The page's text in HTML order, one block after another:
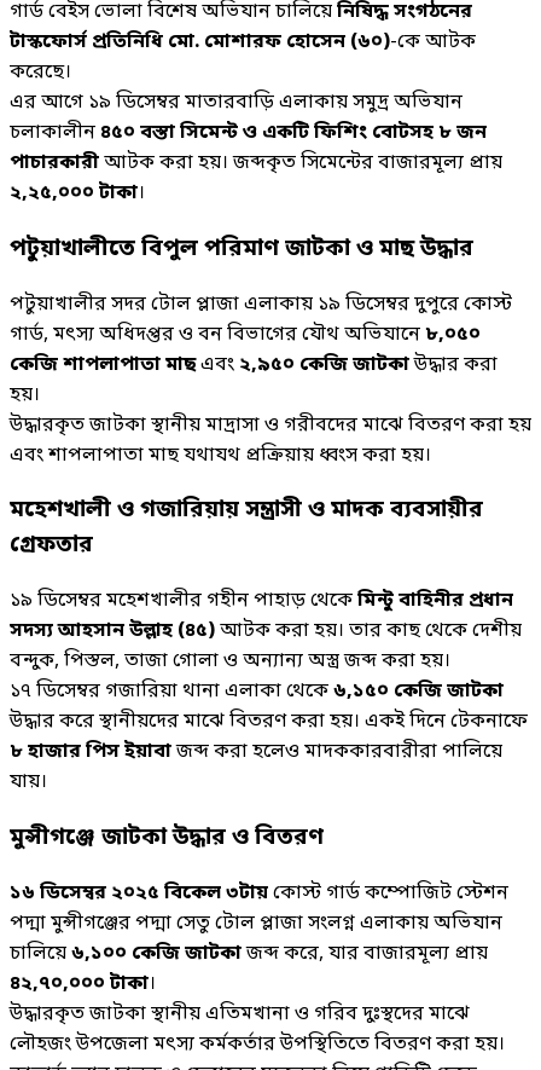
গার্ড বেইস ভোলা বিশেষ অভিযান চালিয়েনিষিদ্ধ সংগঠনের
টাস্কফোর্স প্রতিনিধি মো. মোশারফ হোসেন (৬০)-কে আটক
করেছে।
এর আগে ১৯ ডিসেম্বর মাতারবাড়ি এলাকায় সমুদ্র অভিযান
চলাকালীন ৪৫০ বস্তা সিমেন্ট ও একটি ফিশিং বোটসহ ৮ জন
পাচারকারীআটক করা হয়। জব্দকৃত সিমেন্টের বাজারমূল্য প্রায়
২,২৫,০০০ টাকা।
পটুয়াখালীতে বিপুল পরিমাণ জাটকা ও মাছ উদ্ধার
পটুয়াখালীর সদর টোল প্লাজা এলাকায় ১৯ ডিসেম্বর দুপুরে কোস্ট
গার্ড, মৎস্য অধিদপ্তর ও বন বিভাগের যৌথ অভিযানে৮,০৫০
কেজি শাপলাপাতা মাছএবং ২,৯৫০ কেজি জাটকাউদ্ধার করা
হয়।
উদ্ধারকৃত জাটকা স্থানীয় মাদ্রাসা ও গরীবদের মাঝে বিতরণ করা হয়
এবং শাপলাপাতা মাছ যথাযথ প্রক্রিয়ায় ধ্বংস করা হয়।
মহেশখালী ও গজারিয়ায় সন্ত্রাসী ও মাদক ব্যবসায়ীর
গ্রেফতার
১৯ ডিসেম্বর মহেশখালীর গহীন পাহাড় থেকেমিন্টু বাহিনীর প্রধান
সদস্য আহসান উল্লাহ (৪৫)আটক করা হয়। তার কাছ থেকে দেশীয়
বন্দুক, পিস্তল, তাজা গোলা ও অন্যান্য অস্ত্র জব্দ করা হয়।
১৭ ডিসেম্বর গজারিয়া থানা এলাকা থেকে৬,১৫০ কেজি জাটকা
উদ্ধার করে স্থানীয়দের মাঝে বিতরণ করা হয়। একই দিনে টেকনাফে
৮ হাজার পিস ইয়াবাজব্দ করা হলেও মাদককারবারীরা পালিয়ে
যায়।
মুন্সীগঞ্জে জাটকা উদ্ধার ও বিতরণ
১৬ ডিসেম্বর ২০২৫ বিকেল ৩টায়কোস্ট গার্ড কম্পোজিট স্টেশন
পদ্মা মুন্সীগঞ্জের পদ্মা সেতু টোল প্লাজা সংলগ্ন এলাকায় অভিযান
চালিয়ে৬,১০০ কেজি জাটকাজব্দ করে, যার বাজারমূল্য প্রায়
৪২,৭০,০০০ টাকা।
উদ্ধারকৃত জাটকা স্থানীয় এতিমখানা ও গরিব দুঃস্থদের মাঝে
লৌহজং উপজেলা মৎস্য কর্মকর্তার উপস্থিতিতে বিতরণ করা হয়।